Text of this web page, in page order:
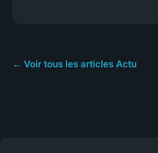
← Voir tous les articles Actu